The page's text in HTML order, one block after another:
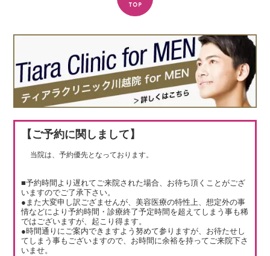
【ご予約に関しまして】
当院は、予約優先となっております。
■予約時間より遅れてご来院された場合、お待ち頂くことがござ
いますのでご了承下さい。
●また大変申し訳ござませんが、美容医療の特性上、想定外の事
情などにより予約時間・診療終了予定時間を超えてしまう事も稀
ではございますが、起こり得ます。
●時間通りにご案内できますよう努めて参りますが、お待たせし
てしまう事もございますので、お時間に余裕を持ってご来院下さ
いませ。